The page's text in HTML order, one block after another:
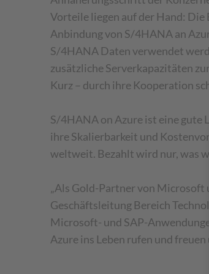
Vorteile liegen auf der Hand:
Anbindung von S/4HANA an
S/4HANA Daten verwendet
zusätzliche Serverkapazitäten
Kurz – durch ihre Kooperation
S/4HANA on Azure ist eine gute
ihre Skalierbarkeit und
weltweit. Bezahlt wird nur, was
„Als Gold-Partner von Microsoft
Geschäftsleitung Bereich
Microsoft- und SAP-
Azure ins Leben rufen und